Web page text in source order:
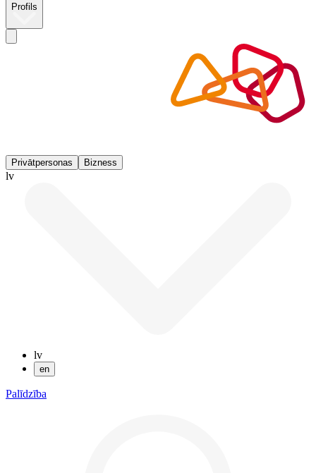
Profils
Privātpersonas Bizness
lv
lv
en
Palīdzība